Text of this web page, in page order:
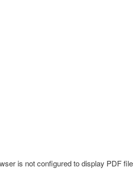
is not configured to display PDF